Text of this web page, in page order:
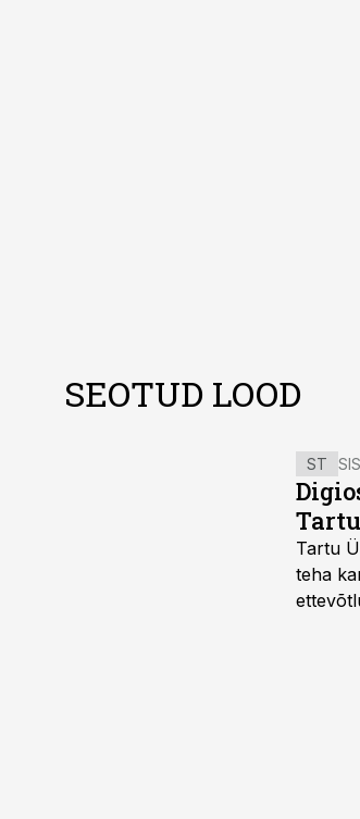
SEOTUD LOOD
ST
Tartu
teha